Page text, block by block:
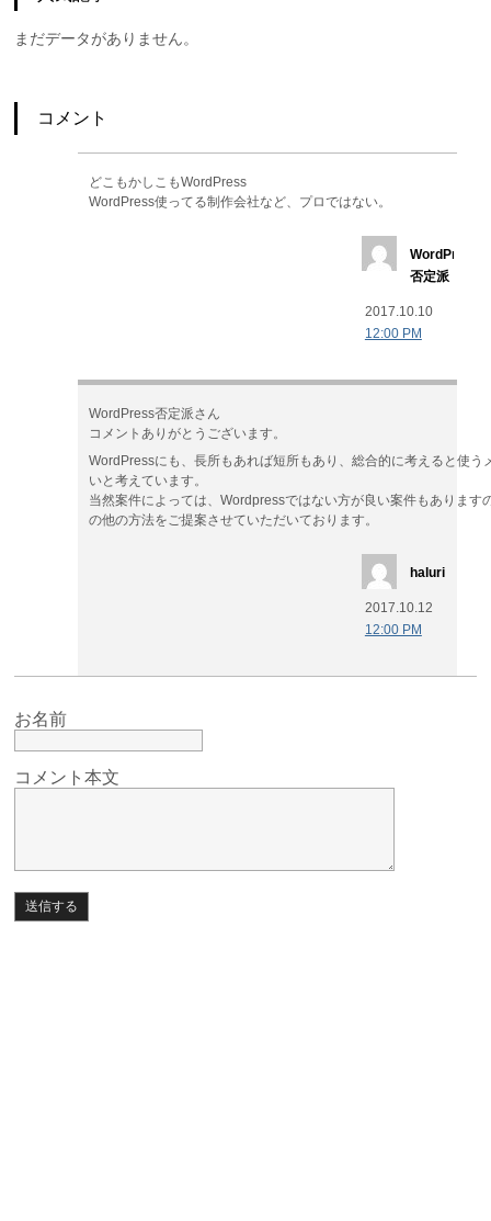
まだデータがありません。
コメント
どこもかしこもWordPress
WordPress使ってる制作会社など、プロではない。
WordPress
否定派
2017.10.10
12:00 PM
WordPress否定派さん
コメントありがとうございます。
WordPressにも、長所もあれば短所もあり、総合的に考えると使う
いと考えています。
当然案件によっては、Wordpressではない方が良い案件もあります
の他の方法をご提案させていただいております。
haluri
2017.10.12
12:00 PM
お名前
コメント本文